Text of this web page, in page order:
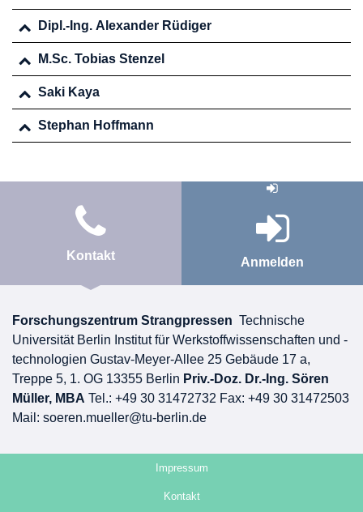
Dipl.-Ing. Alexander Rüdiger
M.Sc. Tobias Stenzel
Saki Kaya
Stephan Hoffmann
Kontakt Anmelden
Forschungszentrum Strangpressen Technische
Universität Berlin Institut für Werkstoffwissenschaften und -
technologien Gustav-Meyer-Allee 25 Gebäude 17 a,
Treppe 5, 1. OG 13355 Berlin Priv.-Doz. Dr.-Ing. Sören
Müller, MBA Tel.: +49 30 31472732 Fax: +49 30 31472503
Mail: soeren.mueller@tu-berlin.de
Impressum
Kontakt